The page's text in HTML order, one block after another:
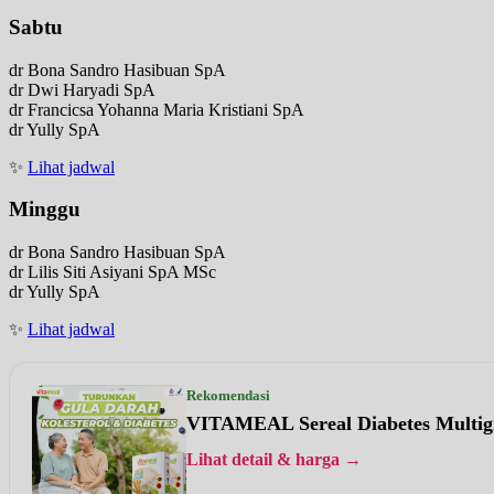
Sabtu
dr Bona Sandro Hasibuan SpA
dr Dwi Haryadi SpA
dr Francicsa Yohanna Maria Kristiani SpA
dr Yully SpA
✨ Lihat jadwal
Minggu
dr Bona Sandro Hasibuan SpA
dr Lilis Siti Asiyani SpA MSc
dr Yully SpA
✨ Lihat jadwal
Rekomendasi
VITAMEAL Sereal Diabetes
Lihat detail & harga →